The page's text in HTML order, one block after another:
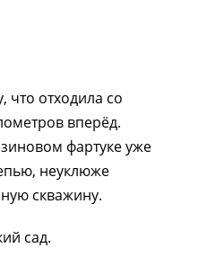
отходила со
вперёд.
фартуке уже
неуклюже
скважину.
сад.